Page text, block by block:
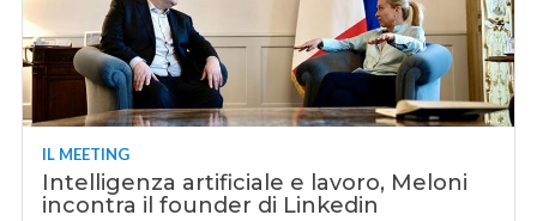
IL MEETING
Intelligenza artificiale e lavoro, Meloni
incontra il founder di Linkedin